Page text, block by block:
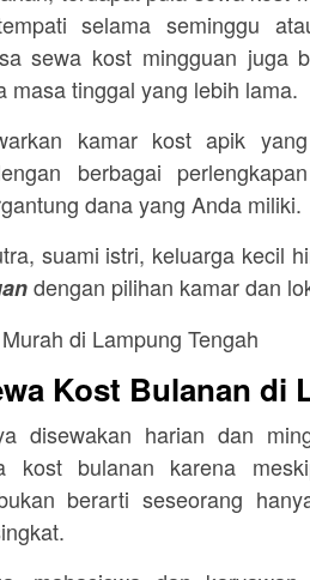
selama seminggu
sewa kost mingguan juga
masa tinggal yang lebih lama.
kamar kost apik
berbagai
dana yang Anda miliki.
suami istri, keluarga kecil
dengan pilihan kamar dan
Kost Bulanan di
disewakan harian dan
kost bulanan karena
berarti seseorang